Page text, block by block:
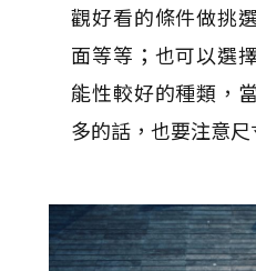
觀好看的條件做挑
面等等；也可以選
能性較好的種類，
多的話，也要注意尺